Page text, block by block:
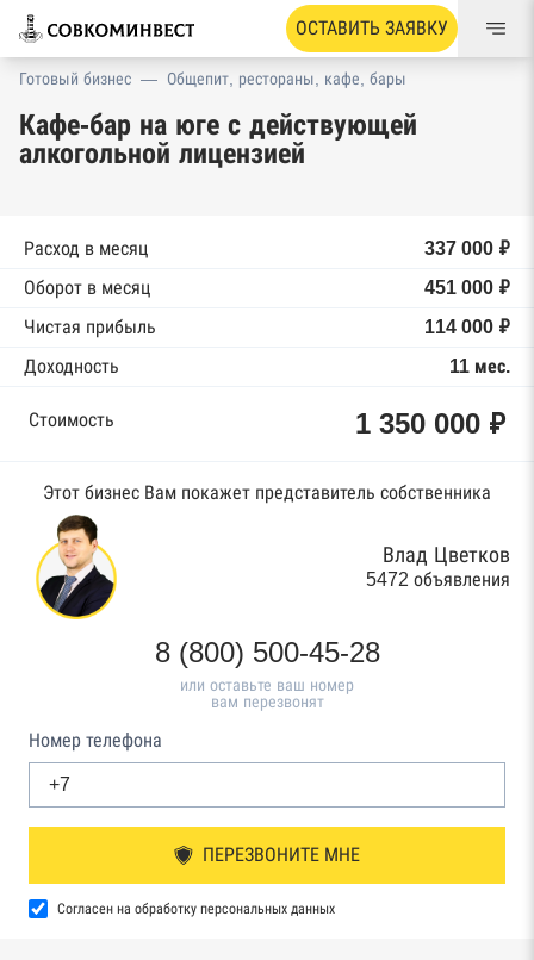
ОСТАВИТЬ ЗАЯВКУ
Готовый бизнес — Общепит, рестораны, кафе, бары
Кафе-бар на юге с действующей
алкогольной лицензией
Расход в месяц
337 000 ₽
Оборот в месяц
451 000 ₽
Чистая прибыль
114 000 ₽
Доходность
11 мес.
Стоимость 1 350 000 ₽
Этот бизнес Вам покажет представитель собственника
Влад Цветков
5472 объявления
8 (800) 500-45-28
или оставьте ваш номер
вам перезвонят
Номер телефона
ПЕРЕЗВОНИТЕ МНЕ
Согласен на обработку персональных данных